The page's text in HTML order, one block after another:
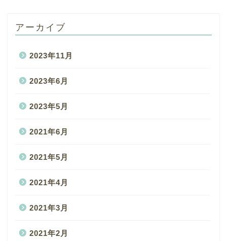
アーカイブ
2023年11月
2023年6月
2023年5月
2021年6月
2021年5月
2021年4月
2021年3月
2021年2月